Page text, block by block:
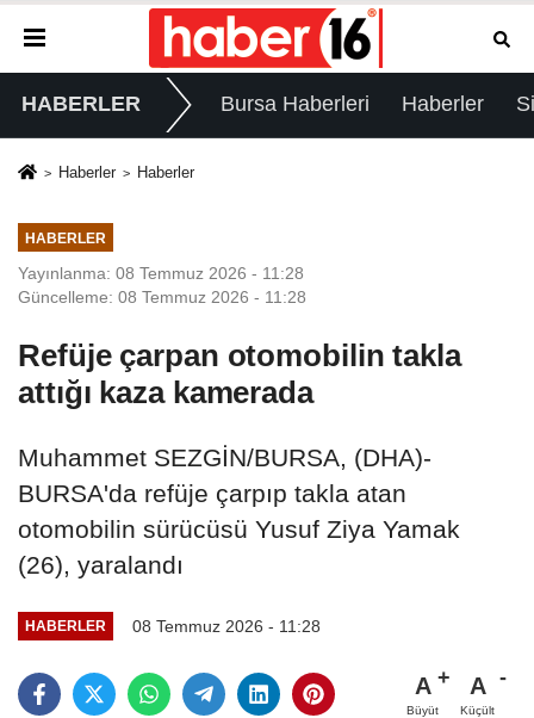
HABERLER Bursa Haberleri Haberler
Haberler Haberler
HABERLER
Yayınlanma: 08 Temmuz 2026 - 11:28
Güncelleme: 08 Temmuz 2026 - 11:28
Refüje çarpan otomobilin takla
attığı kaza kamerada
Muhammet SEZGİN/BURSA, (DHA)-
BURSA'da refüje çarpıp takla atan
otomobilin sürücüsü Yusuf Ziya Yamak
(26), yaralandı
HABERLER 08 Temmuz 2026 - 11:28
A
Büyüt
A
Küçült